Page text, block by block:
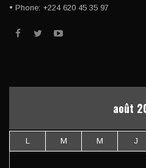
• Phone: +224 620 45 35 97
août
L M M J